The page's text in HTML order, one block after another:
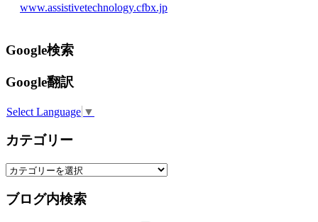
www.assistivetechnology.cfbx.jp
Google検索
Google翻訳
Select Language ▼
カテゴリー
カ
ゴ
ブログ内検索